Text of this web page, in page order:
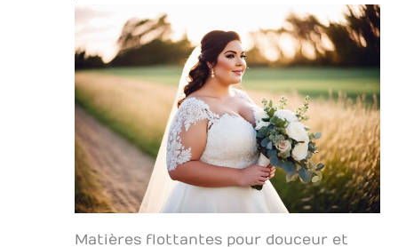
Matières flottantes pour douceur et